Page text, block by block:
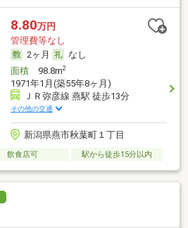
8.80万円
管理費等なし
2ヶ月
なし
面積98.8m2
1971年1月(築55年8ヶ月)
ＪＲ弥彦線 燕駅 徒歩13分
その他の交通
新潟県燕市秋葉町１丁目
飲食店可 駅から徒歩15分以内